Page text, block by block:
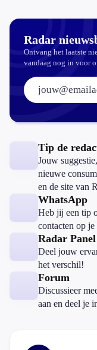
Radar
Ontvang het laatste
vandaag nog in voor
E-mailadres:
Tip de
Jouw
nieuwe
en de site van
WhatsApp
Heb jij een tip
contacten op
Radar Panel
Deel jouw
het verschil!
Forum
Discussieer
aan en deel je